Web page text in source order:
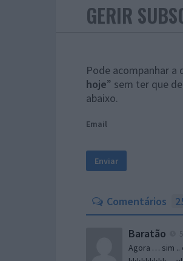
GERIR
Pode acompanhar a
hoje” sem ter que
abaixo.
Email
Comentários
Baratão
Agora … sim ..